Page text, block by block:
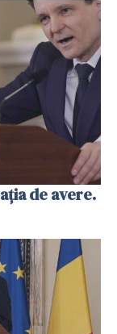
de avere.